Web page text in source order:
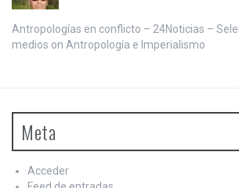
Antropologías en conflicto – 24Noticias –
medios on Antropología e Imperialismo
Meta
Acceder